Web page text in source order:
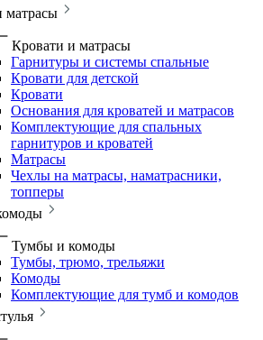
матрасы
Кровати и матрасы
Гарнитуры и системы спальные
Кровати для детской
Кровати
Основания для кроватей и матрасов
Комплектующие для спальных
гарнитуров и кроватей
Матрасы
Чехлы на матрасы, наматрасники,
топперы
Тумбы и комоды
Тумбы, трюмо, трельяжи
Комоды
Комплектующие для тумб и комодов